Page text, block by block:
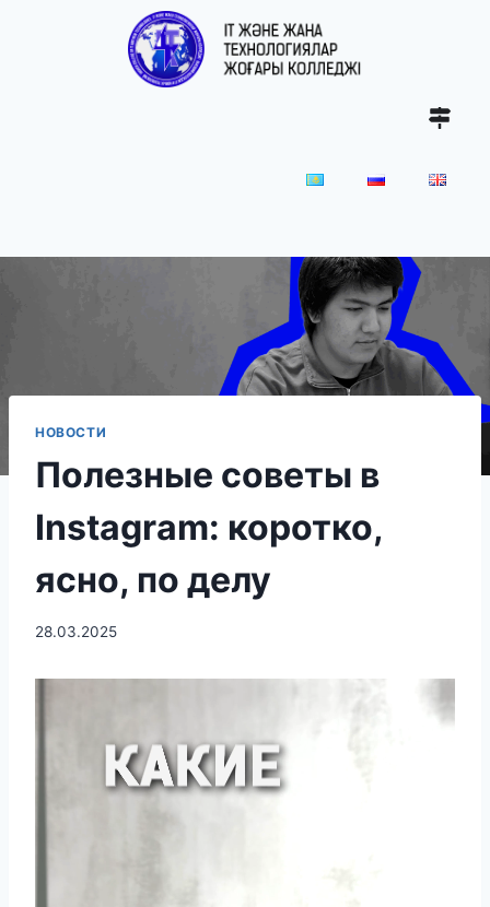
НОВОСТИ
Полезные советы в
Instagram: коротко,
ясно, по делу
28.03.2025